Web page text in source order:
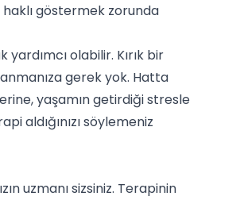
göstermek zorunda
olabilir. Kırık bir
gerek yok. Hatta
yaşamın getirdiği stresle
aldığınızı söylemeniz
uzmanı sizsiniz. Terapinin